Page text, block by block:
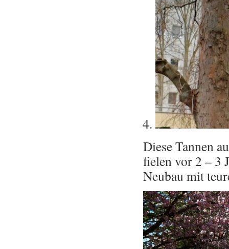
Diese Tannen
fielen vor 2 – 3
Neubau mit